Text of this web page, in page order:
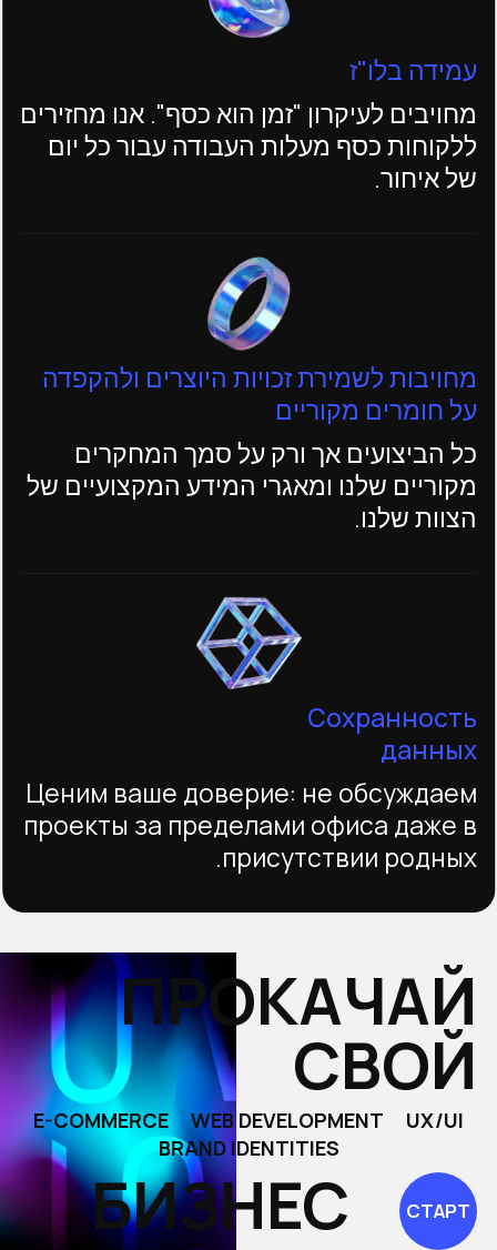
עמידה בלו"ז
מחויבים לעיקרון "זמן הוא כסף". אנו מחזירים
ללקוחות כסף מעלות העבודה עבור כל יום
של איחור.
מחויבות לשמירת זכויות היוצרים ולהקפדה
על חומרים מקוריים
כל הביצועים אך ורק על סמך המחקרים
מקוריים שלנו ומאגרי המידע המקצועיים של
הצוות שלנו.
Сохранность
данных
Ценим ваше доверие: не обсуждаем
проекты за пределами офиса даже в
присутствии родных.
ПРОКАЧАЙ
СВОЙ
UX/UI
WEB DEVELOPMENT
E-COMMERCE
BRAND IDENTITIES
СТАРТ
БИЗНЕС